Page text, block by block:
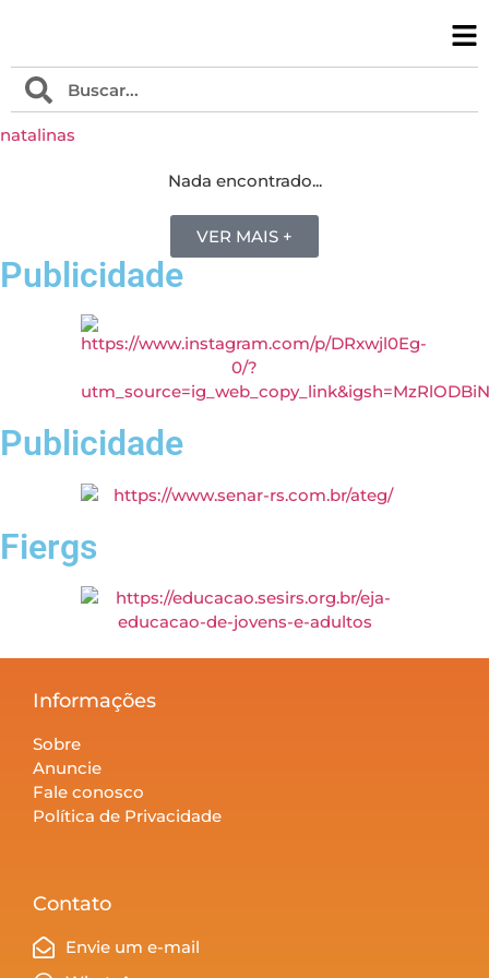
natalinas
Nada encontrado...
VER MAIS +
Publicidade
Publicidade
Fiergs
Informações
Sobre
Anuncie
Fale conosco
Política de Privacidade
Contato
Envie um e-mail